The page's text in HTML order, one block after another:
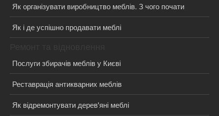
Як організувати виробництво меблів. З чого почати
Як і де успішно продавати меблі
Послуги збирачів меблів у Києві
Реставрація антикварних меблів
Як відремонтувати дерев'яні меблі